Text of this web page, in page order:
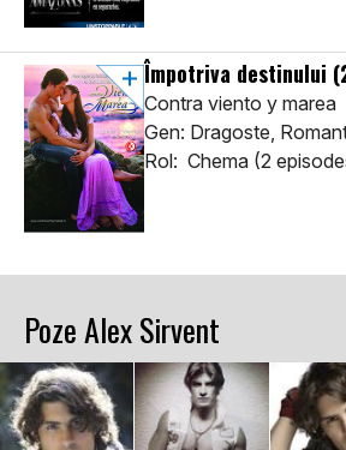
Împotriva destinului
Contra viento y marea
Gen: Dragoste,
Rol: Chema (2
Poze Alex Sirvent